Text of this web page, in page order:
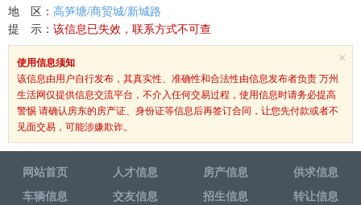
地 区： 高笋塘/商贸城/新城路
提 示： 该信息已失效，联系方式不可查
×
使用信息须知
该信息由用户自行发布，其真实性、准确性和合法性由信息发布者负责 万州
生活网仅提供信息交流平台，不介入任何交易过程，使用信息时请务必提高
警惕 请确认房东的房产证、身份证等信息后再签订合同，让您先付款或者不
见面交易，可能涉嫌欺诈。
网站首页 人才信息 房产信息
供求信息
车辆信息
交友信息 招生信息
转让信息